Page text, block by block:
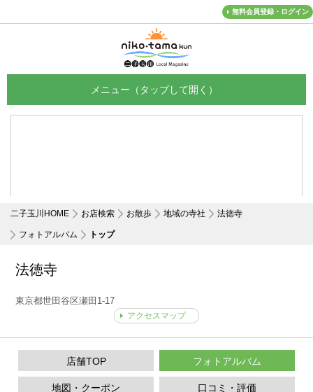
無料会員登録・ログイン
二子玉川HOME お店検索 お散歩 地域の寺社 法徳寺
フォトアルバム トップ
法徳寺
東京都世田谷区瀬田1-17
アクセスマップ
店舗TOP フォトアルバム
口コミ・評価
地図・クーポン
メニュー